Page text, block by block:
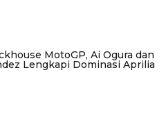
MotoGP, Ai Ogura dan
Lengkapi Dominasi Aprilia